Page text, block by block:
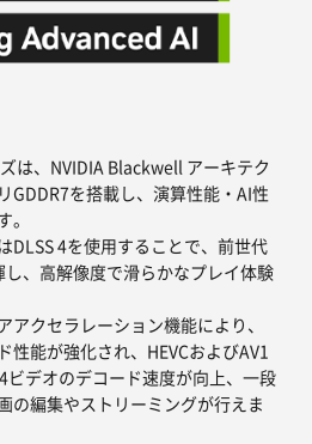
は、NVIDIA Blackwell アーキテク
GDDR7を搭載し、演算性能・AI性
DLSS 4を使用することで、前世代
、高解像度で滑らかなプレイ体験
アクセラレーション機能により、
性能が強化され、HEVCおよびAV1
ビデオのデコード速度が向上、一段
の編集やストリーミングが行えま